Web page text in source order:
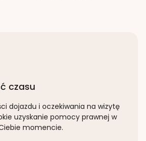
czasu
dojazdu i oczekiwania na wizytę
uzyskanie pomocy prawnej w
momencie.